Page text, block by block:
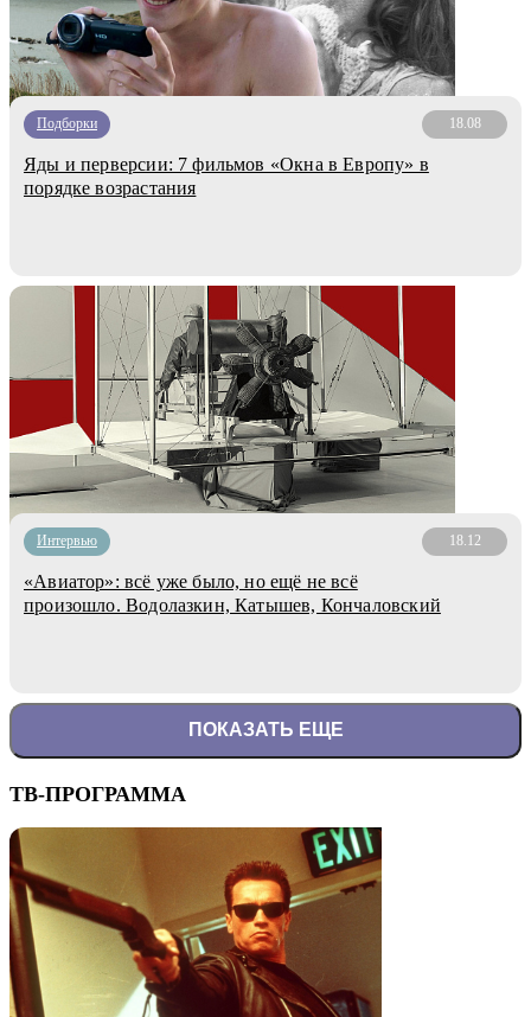
Подборки 18.08
Яды и перверсии: 7 фильмов «Окна в Европу» в
порядке возрастания
Интервью 18.12
«Авиатор»: всё уже было, но ещё не всё
произошло. Водолазкин, Катышев, Кончаловский
ПОКАЗАТЬ ЕЩЕ
ТВ-ПРОГРАММА